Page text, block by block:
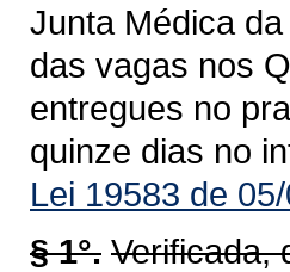
Junta Médica
das vagas nos
entregues no
quinze dias no
Lei 19583 de
§ 1°. Verificada,